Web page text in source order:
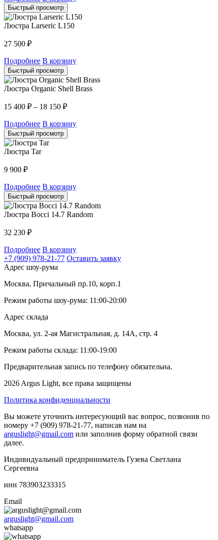
Быстрый просмотр
Люстра Larseric L150
27 500 ₽
Подробнее В корзину
Быстрый просмотр
Люстра Organic Shell Brass
15 400 ₽ – 18 150 ₽
Подробнее В корзину
Быстрый просмотр
Люстра Tar
9 900 ₽
Подробнее В корзину
Быстрый просмотр
Люстра Bocci 14.7 Random
32 230 ₽
Подробнее В корзину
+7 (909) 978-21-77 Оставить заявку
Адрес шоу-рума
Москва, Причальный пр.10, корп.1
Режим работы шоу-рума: 11:00-20:00
Адрес склада
Москва, ул. 2-ая Магистральная, д. 14А, стр. 4
Режим работы склада: 11:00-19:00
Предварительная запись по телефону обязательна.
2026 Argus Light, все права защищены
Политика конфиденциальности
Вы можете уточнить интересующий вас вопрос, позвонив по
номеру +7 (909) 978-21-77, написав нам на
arguslight@gmail.com или заполнив форму обратной связи
далее.
Индивидуальный предприниматель Гузева Светлана
Сергеевна
инн 783903233315
Email
arguslight@gmail.com
whatsapp